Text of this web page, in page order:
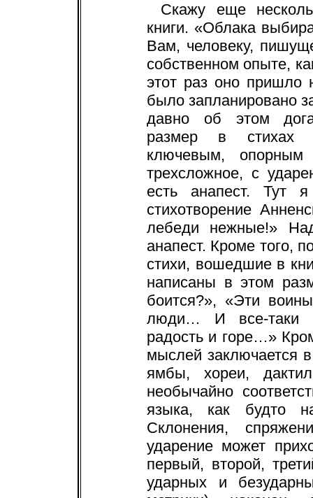
Скажу еще
книги. «Облака
Вам, человеку,
собственном опыте,
этот раз оно пришло
было запланировано
давно об этом
размер в стихах
ключевым,
трехсложное, с
есть анапест. Тут
стихотворение
лебеди нежные!»
анапест. Кроме того,
стихи, вошедшие в
написаны в этом
боится?», «Эти
люди… И все-таки
радость и горе…»
мыслей заключается
ямбы, хореи,
необычайно
языка, как будто
Склонения,
ударение может
первый, второй,
ударных и